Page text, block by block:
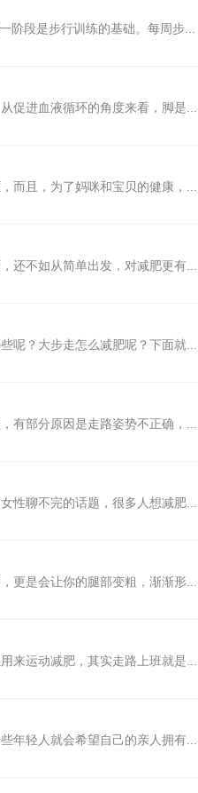
段是步行训练的基础。每周步...
促进血液循环的角度来看，脚是...
而且，为了妈咪和宝贝的健康，...
还不如从简单出发，对减肥更有...
呢？大步走怎么减肥呢？下面就...
有部分原因是走路姿势不正确，...
性聊不完的话题，很多人想减肥...
更是会让你的腿部变粗，渐渐形...
来运动减肥，其实走路上班就是...
年轻人就会希望自己的亲人拥有...